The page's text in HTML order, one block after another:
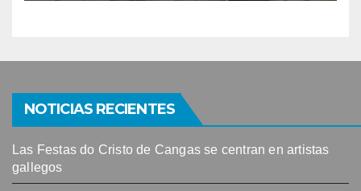
NOTICIAS RECIENTES
Las Festas do Cristo de Cangas se centran en artistas
gallegos